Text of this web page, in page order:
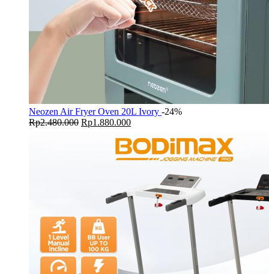
Neozen Air Fryer Oven 20L Ivory -24%
Rp2.480.000 Original
Rp2.480.000.
Rp1.880.000Current
is:
Rp1.880.000.